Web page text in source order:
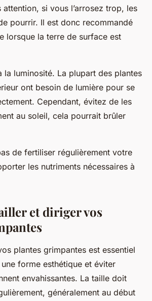
si vous l’arrosez trop, les
pourrir. Il est donc recommandé
lorsque la terre de surface est
la luminosité. La plupart des plantes
ont besoin de lumière pour se
Cependant, évitez de les
au soleil, cela pourrait brûler
de fertiliser régulièrement votre
les nutriments nécessaires à
et diriger vos
plantes grimpantes est essentiel
forme esthétique et éviter
envahissantes. La taille doit
généralement au début